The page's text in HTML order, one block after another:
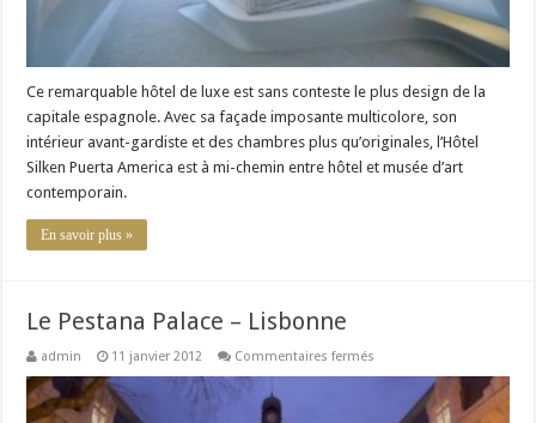
Ce remarquable hôtel de luxe est sans conteste le plus design de la
capitale espagnole. Avec sa façade imposante multicolore, son
intérieur avant-gardiste et des chambres plus qu’originales, l’Hôtel
Silken Puerta America est à mi-chemin entre hôtel et musée d’art
contemporain.
En savoir plus »
Le Pestana Palace – Lisbonne
admin 11 janvier 2012 Commentaires fermés
Palace